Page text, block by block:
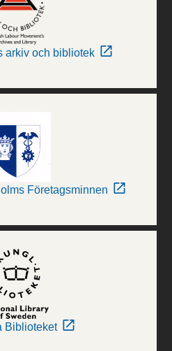
arkiv och bibliotek
Företagsminnen
Biblioteket